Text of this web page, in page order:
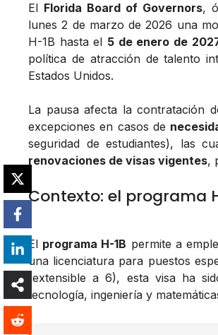
El Florida Board of Governors,
lunes 2 de marzo de 2026 una
H-1B hasta el 5 de enero de
política de atracción de talento
Estados Unidos.
La pausa afecta la contratación
excepciones en casos de
seguridad de estudiantes), las
renovaciones de visas vigentes,
Contexto: el programa
El programa H-1B permite a
una licenciatura para puestos
(extensible a 6), esta visa ha
tecnología, ingeniería y